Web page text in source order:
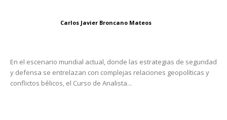
Carlos Javier Broncano Mateos
En el escenario mundial actual, donde las estrategias de seguridad
y defensa se entrelazan con complejas relaciones geopolíticas y
conflictos bélicos, el Curso de Analista...